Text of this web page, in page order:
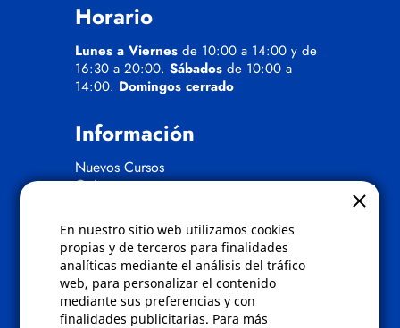
En nuestro sitio web utilizamos cookies
propias y de terceros para finalidades
analíticas mediante el análisis del tráfico
web, para personalizar el contenido
mediante sus preferencias y con
finalidades publicitarias. Para más
Horario
Lunes a Viernes de 10:00 a 14:00 y de
16:30 a 20:00. Sábados de 10:00 a
14:00. Domingos cerrado
Información
Nuevos Cursos
Quienes somos
Políticas
Condiciones de compra
Aviso de privacidad
Cookies